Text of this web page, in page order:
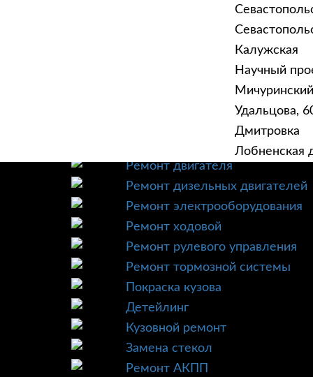
Калужская
Научный
Мичуринский
Удальцова,
Дмитровка
Лобненская
Техническое обслуживание
Ремонт трансмиссии
Ремонт двигателя
Ремонт дизельных двигателей
Ремонт электрооборудования
Ремонт ходовой
Ремонт рулевого управления
Ремонт тормозной системы
Покраска кузова
Детейлинг
Кузовной ремонт
Замена стекол
Ремонт АКПП